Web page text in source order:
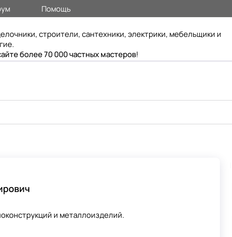
Помощь
строители, сантехники, электрики, мебельщики и
более 70 000 частных мастеров!
и металлоизделий.